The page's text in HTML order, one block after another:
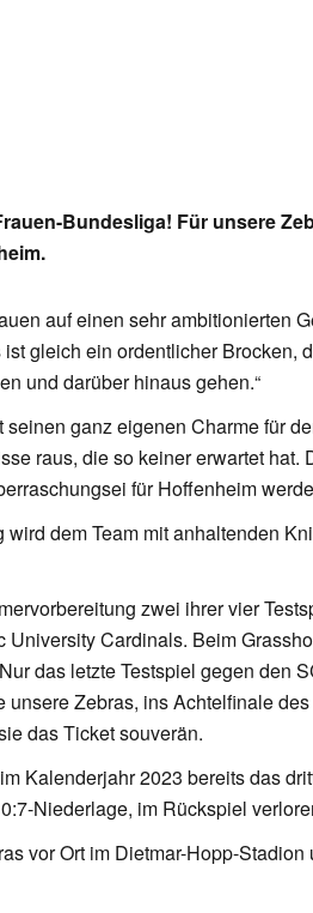
Bundesliga! Für unsere
auf einen sehr ambitionierten
gleich ein ordentlicher
und darüber hinaus gehen.“
ganz eigenen Charme für
raus, die so keiner erwartet
für Hoffenheim
dem Team mit anhaltenden
zwei ihrer vier
Cardinals. Beim
das letzte Testspiel gegen den
Zebras, ins Achtelfinale
das Ticket souverän.
Kalenderjahr 2023 bereits das
Niederlage, im Rückspiel
vor Ort im Dietmar-Hopp-